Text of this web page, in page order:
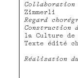
Collaboration
Zimmerli
Regard
Construction
la Culture de
Texte édité
Réalisation